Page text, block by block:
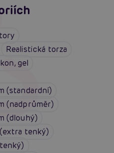
Realistická torza
gel
(standardní)
(nadprůměr)
(dlouhý)
tenký)